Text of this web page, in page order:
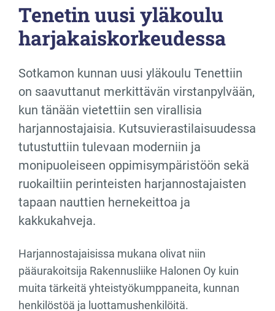
Tenetin uusi yläkoulu
harjakaiskorkeudessa
Sotkamon kunnan uusi yläkoulu Tenettiin
on saavuttanut merkittävän virstanpylvään,
kun tänään vietettiin sen virallisia
harjannostajaisia. Kutsuvierastilaisuudessa
tutustuttiin tulevaan moderniin ja
monipuoleiseen oppimisympäristöön sekä
ruokailtiin perinteisten harjannostajaisten
tapaan nauttien hernekeittoa ja
kakkukahveja.
Harjannostajaisissa mukana olivat niin
pääurakoitsija Rakennusliike Halonen Oy kuin
muita tärkeitä yhteistyökumppaneita, kunnan
henkilöstöä ja luottamushenkilöitä.